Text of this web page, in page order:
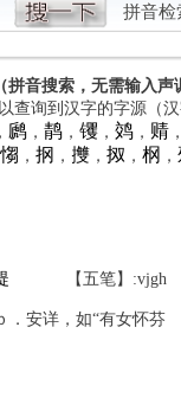
拼音检
拼音搜索，无需输入声
询到汉字的字源（
䴘， 䴖， 䦆， 䴔， 䞍，
㥮 ， 㧏 ， 㩳， 㧐 ， 㭎 ，
【五笔】:vjgh
．安详，如“有女怀芬